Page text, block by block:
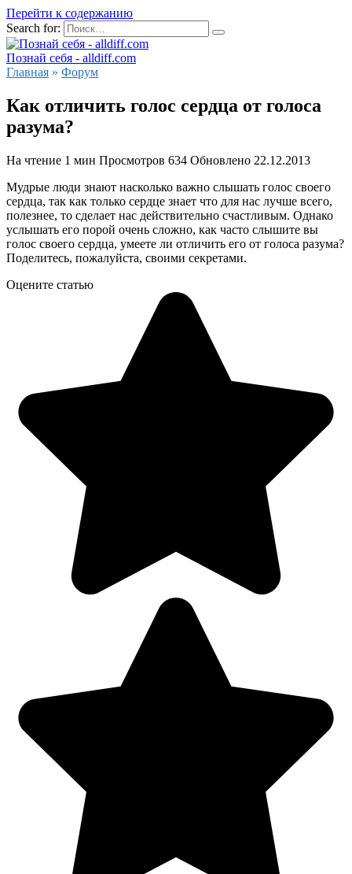
Перейти к содержанию
Search for:
Познай себя - alldiff.com
Главная » Форум
Как отличить голос сердца от голоса
разума?
На чтение 1 мин Просмотров 634 Обновлено 22.12.2013
Мудрые люди знают насколько важно слышать голос своего
сердца, так как только сердце знает что для нас лучше всего,
полезнее, то сделает нас действительно счастливым. Однако
услышать его порой очень сложно, как часто слышите вы
голос своего сердца, умеете ли отличить его от голоса разума?
Поделитесь, пожалуйста, своими секретами.
Оцените статью